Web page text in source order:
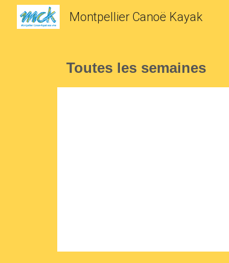
Montpellier Canoë Kayak
Toutes les semaines